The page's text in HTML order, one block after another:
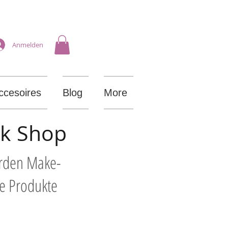
Anmelden
Blog More
Shop
Make-
Produkte